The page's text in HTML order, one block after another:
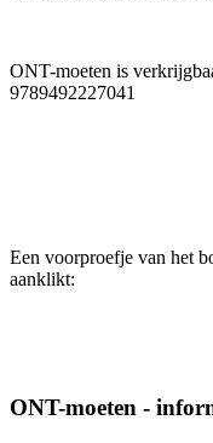
ONT-moeten is
9789492227041
Een voorproefje van het
aanklikt:
ONT-moeten -